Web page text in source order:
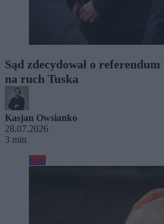
Sąd zdecydował o
na ruch Tuska
Kasjan Owsianko
28.07.2026
3 min
Kraj